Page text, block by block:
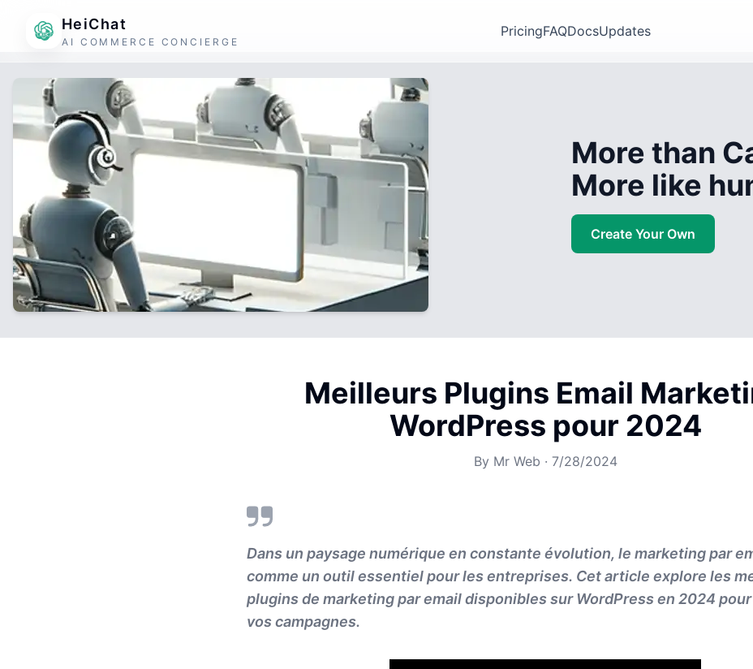
HeiChat
AI COMMERCE CONCIERGE
PricingFAQDocsUpdates
More than
More like
Create Your Own
Meilleurs Plugins Email
WordPress pour 2024
By Mr Web · 7/28/2024
Dans un paysage numérique en constante évolution, le marketing par
comme un outil essentiel pour les entreprises. Cet article explore les
plugins de marketing par email disponibles sur WordPress en 2024
vos campagnes.